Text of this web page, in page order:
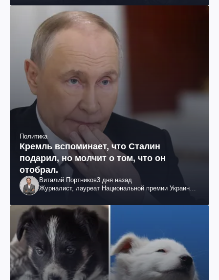
Политика
Кремль вспоминает, что Сталин
подарил, но молчит о том, что он
отобрал.
Виталий Портников3 дня назад
Журналист, лауреат Национальной премии Украины